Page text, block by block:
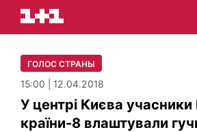
ГОЛОС СТРАНЫ
15:00 | 12.04.2018
У центрі Києва учасники
країни-8 влаштували